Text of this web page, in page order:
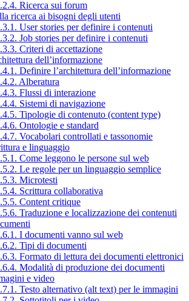
Ricerca sui forum
ricerca ai bisogni degli utenti
User stories per definire i contenuti
Job stories per definire i contenuti
Criteri di accettazione
dell’informazione
Definire l’architettura dell’informazione
Alberatura
Flussi di interazione
Sistemi di navigazione
Tipologie di contenuto (content type)
Ontologie e standard
Vocabolari controllati e tassonomie
e linguaggio
Come leggono le persone sul web
Le regole per un linguaggio semplice
Microtesti
Scrittura collaborativa
Content critique
Traduzione e localizzazione dei contenuti
I documenti vanno sul web
Tipi di documenti
Formato di lettura dei documenti elettronici
Modalità di produzione dei documenti
e video
Testo alternativo (alt text) per le immagini